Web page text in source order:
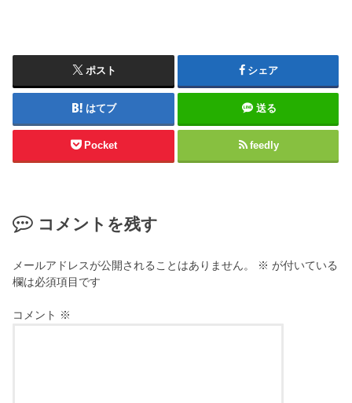
ポスト シェア
はてブ 送る
Pocket feedly
コメントを残す
メールアドレスが公開されることはありません。 ※ が付いている
欄は必須項目です
コメント ※